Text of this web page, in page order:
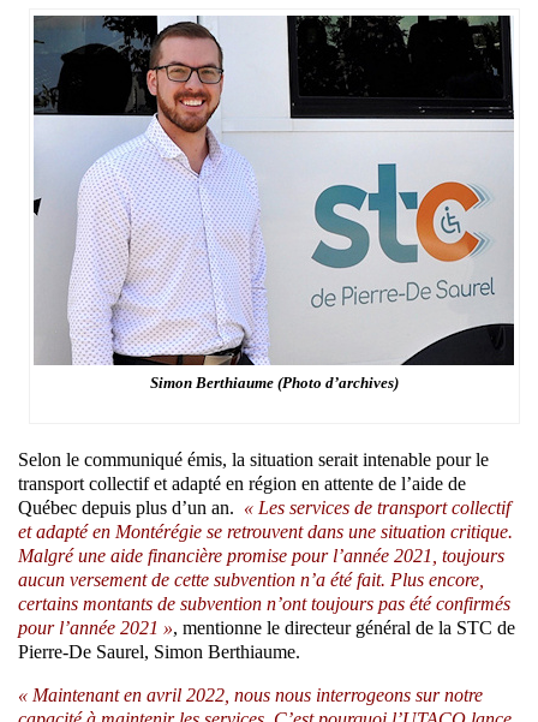
Simon Berthiaume (Photo d’archives)
Selon le communiqué émis, la situation serait intenable pour le
transport collectif et adapté en région en attente de l’aide de
Québec depuis plus d’un an. « Les services de transport collectif
et adapté en Montérégie se retrouvent dans une situation critique.
Malgré une aide financière promise pour l’année 2021, toujours
aucun versement de cette subvention n’a été fait. Plus encore,
certains montants de subvention n’ont toujours pas été confirmés
pour l’année 2021 », mentionne le directeur général de la STC de
Pierre-De Saurel, Simon Berthiaume.
« Maintenant en avril 2022, nous nous interrogeons sur notre